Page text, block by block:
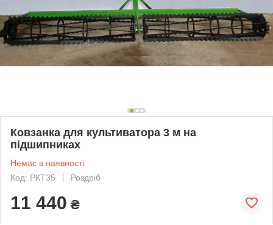
Ковзанка для культиватора 3 м на
підшипниках
Немає в наявності
Код: РКТ35
Роздріб
11 440 ₴